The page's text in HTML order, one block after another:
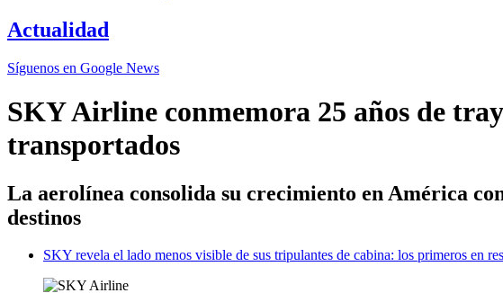
Actualidad
Síguenos en Google News
SKY Airline conmemora 25 años de
transportados
La aerolínea consolida su crecimiento en América
destinos
SKY revela el lado menos visible de sus tripulantes de cabina: los primeros en